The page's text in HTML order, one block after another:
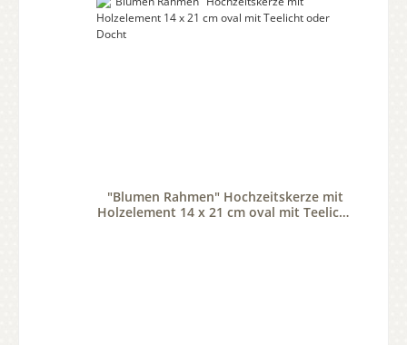
"Blumen Rahmen" Hochzeitskerze mit
Holzelement 14 x 21 cm oval mit Teelicht